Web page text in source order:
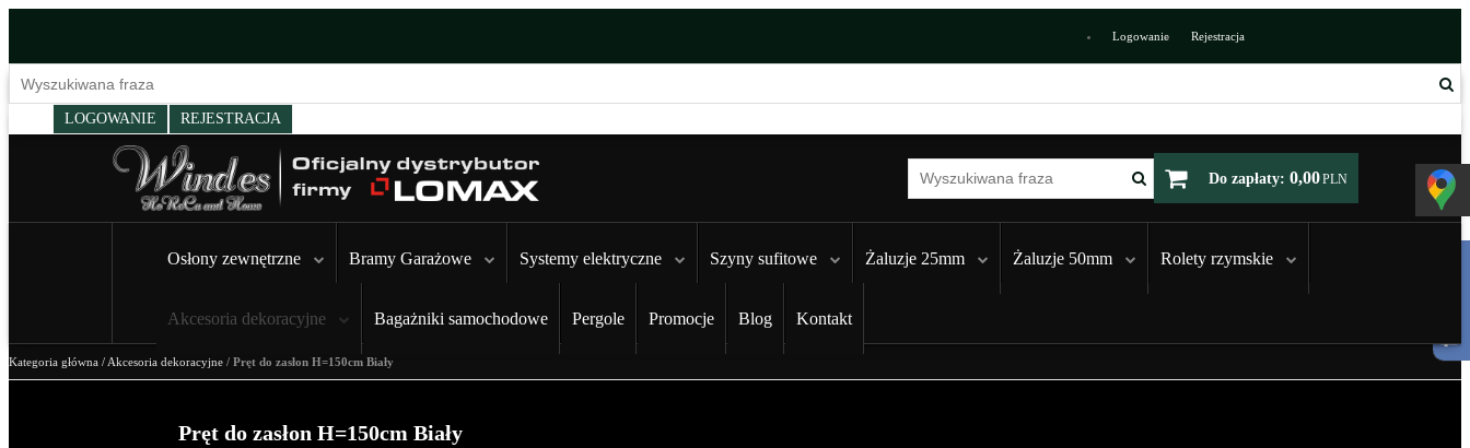
Logowanie Rejestracja
LOGOWANIE REJESTRACJA
Do zapłaty: 0,00PLN
Osłony zewnętrzne Bramy Garażowe Systemy elektryczne Szyny sufitowe Żaluzje 25mm Żaluzje 50mm Rolety rzymskie
Akcesoria dekoracyjne Bagażniki samochodowe Pergole Promocje Blog Kontakt
Kategoria główna / Akcesoria dekoracyjne / Pręt do zasłon H=150cm Biały
Pręt do zasłon H=150cm Biały